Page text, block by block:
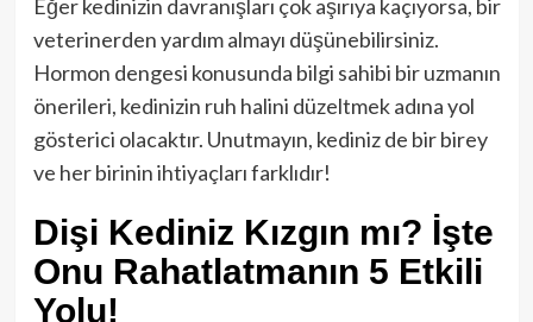
Eğer kedinizin davranışları çok aşırıya kaçıyorsa, bir
veterinerden yardım almayı düşünebilirsiniz.
Hormon dengesi konusunda bilgi sahibi bir uzmanın
önerileri, kedinizin ruh halini düzeltmek adına yol
gösterici olacaktır. Unutmayın, kediniz de bir birey
ve her birinin ihtiyaçları farklıdır!
Dişi Kediniz Kızgın mı? İşte
Onu Rahatlatmanın 5 Etkili
Yolu!